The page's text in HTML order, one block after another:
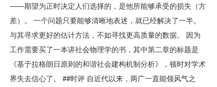
——期望为正时决定人们选择的，是他所能够承受的损失（方
差）。 一个问题只要能够清晰地表述，就已经解决了一半。
与其寻求更好的估计方法，不如寻找更高质量的数据。 因为
工作需要买了一本讲社会物理学的书，其中第二章的标题是
《基于拉格朗日原则的和谐社会建构机制分析》，顿时对学术
界失去信心了。 ##时评 自近代以来，两广一直能领风气之